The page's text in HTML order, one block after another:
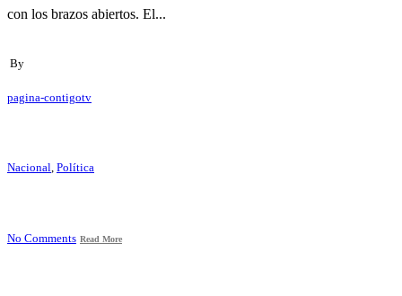
con los brazos abiertos. El...
By
pagina-contigotv
Nacional Política
No Comments Read More